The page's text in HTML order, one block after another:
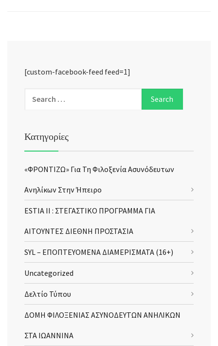
[custom-facebook-feed feed=1]
Κατηγορίες
«ΦΡΟΝΤΙΖΩ» Για Τη Φιλοξενία Ασυνόδευτων
Ανηλίκων Στην Ήπειρο
ESTIA II : ΣΤΕΓΑΣΤΙΚΟ ΠΡΟΓΡΑΜΜΑ ΓΙΑ
ΑΙΤΟΥΝΤΕΣ ΔΙΕΘΝΗ ΠΡΟΣΤΑΣΙΑ
SYL – ΕΠΟΠΤΕΥΟΜΕΝΑ ΔΙΑΜΕΡΙΣΜΑΤΑ (16+)
Uncategorized
Δελτίο Τύπου
ΔΟΜΗ ΦΙΛΟΞΕΝΙΑΣ ΑΣΥΝΟΔΕΥΤΩΝ ΑΝΗΛΙΚΩΝ
ΣΤΑ ΙΩΑΝΝΙΝΑ